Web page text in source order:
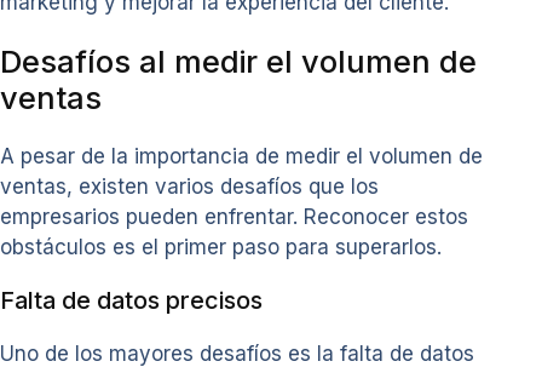
Desafíos al medir el volumen de
ventas
A pesar de la importancia de medir el volumen de
ventas, existen varios desafíos que los
empresarios pueden enfrentar. Reconocer estos
obstáculos es el primer paso para superarlos.
Falta de datos precisos
Uno de los mayores desafíos es la falta de datos